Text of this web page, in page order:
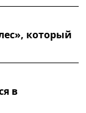
который
в